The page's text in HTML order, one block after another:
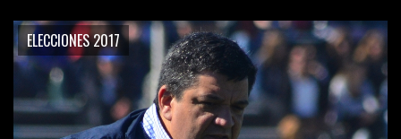
ELECCIONES 2017